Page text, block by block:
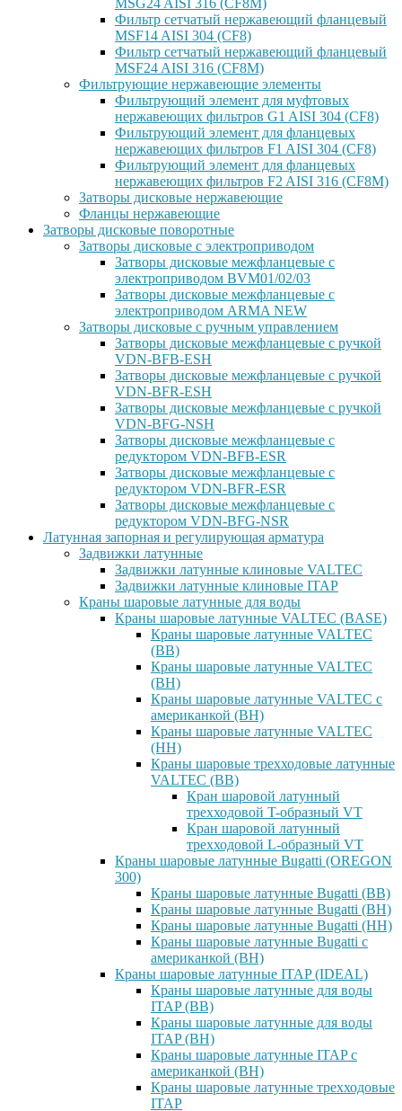
MSG24 AISI 316 (CF8M)
Фильтр сетчатый нержавеющий фланцевый
MSF14 AISI 304 (CF8)
Фильтр сетчатый нержавеющий фланцевый
MSF24 AISI 316 (CF8M)
Фильтрующие нержавеющие элементы
Фильтрующий элемент для муфтовых
нержавеющих фильтров G1 AISI 304 (CF8)
Фильтрующий элемент для фланцевых
нержавеющих фильтров F1 AISI 304 (CF8)
Фильтрующий элемент для фланцевых
нержавеющих фильтров F2 AISI 316 (CF8M)
Затворы дисковые нержавеющие
Фланцы нержавеющие
Затворы дисковые поворотные
Затворы дисковые с электроприводом
Затворы дисковые межфланцевые с
электроприводом BVM01/02/03
Затворы дисковые межфланцевые с
электроприводом ARMA NEW
Затворы дисковые с ручным управлением
Затворы дисковые межфланцевые с ручкой
VDN-BFB-ESH
Затворы дисковые межфланцевые с ручкой
VDN-BFR-ESH
Затворы дисковые межфланцевые с ручкой
VDN-BFG-NSH
Затворы дисковые межфланцевые с
редуктором VDN-BFB-ESR
Затворы дисковые межфланцевые с
редуктором VDN-BFR-ESR
Затворы дисковые межфланцевые с
редуктором VDN-BFG-NSR
Латунная запорная и регулирующая арматура
Задвижки латунные
Задвижки латунные клиновые VALTEC
Задвижки латунные клиновые ITAP
Краны шаровые латунные для воды
Краны шаровые латунные VALTEC (BASE)
Краны шаровые латунные VALTEC
(ВВ)
Краны шаровые латунные VALTEC
(ВН)
Краны шаровые латунные VALTEC с
американкой (ВН)
Краны шаровые латунные VALTEC
(НН)
Краны шаровые трехходовые латунные
VALTEC (ВВ)
Кран шаровой латунный
трехходовой T-образный VT
Кран шаровой латунный
трехходовой L-образный VT
Краны шаровые латунные Bugatti (OREGON
300)
Краны шаровые латунные Bugatti (ВВ)
Краны шаровые латунные Bugatti (ВН)
Краны шаровые латунные Bugatti (НН)
Краны шаровые латунные Bugatti с
американкой (ВН)
Краны шаровые латунные ITAP (IDEAL)
Краны шаровые латунные для воды
ITAP (ВВ)
Краны шаровые латунные для воды
ITAP (ВН)
Краны шаровые латунные ITAP с
американкой (ВН)
Краны шаровые латунные трехходовые
ITAP